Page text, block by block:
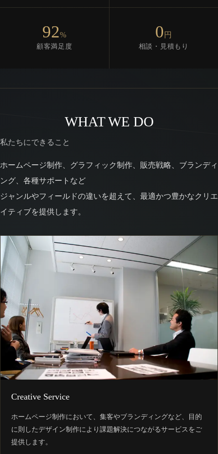
92%
顧客満足度
0 円
相談・見積もり
WHAT WE DO
私たちにできること
ホームページ制作、グラフィック制作、販売戦略、ブランディ
ング、各種サポートなど
ジャンルやフィールドの違いを超えて、最適かつ豊かなクリエ
イティブを提供します。
Creative Service
ホームページ制作において、集客やブランディングなど、目的
に則したデザイン制作により課題解決につながるサービスをご
提供します。